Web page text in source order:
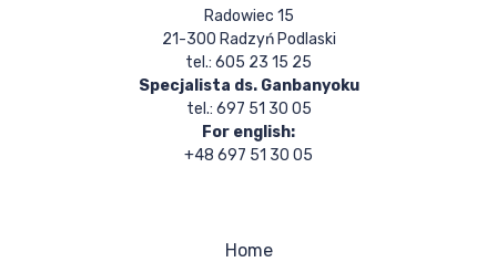
Radowiec 15
21-300 Radzyń Podlaski
tel.: 605 23 15 25
Specjalista ds. Ganbanyoku
tel.: 697 51 30 05
For english:
+48 697 51 30 05
Home